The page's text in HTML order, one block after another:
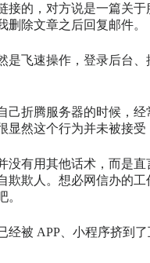
的，对方说是一篇关
除文章之后回复邮件。
是飞速操作，登录后台
折腾服务器的时候，
然这个行为并未被接受
有用其他话术，而是直
欺欺人。想必网信办的
。
经被 APP、小程序挤到